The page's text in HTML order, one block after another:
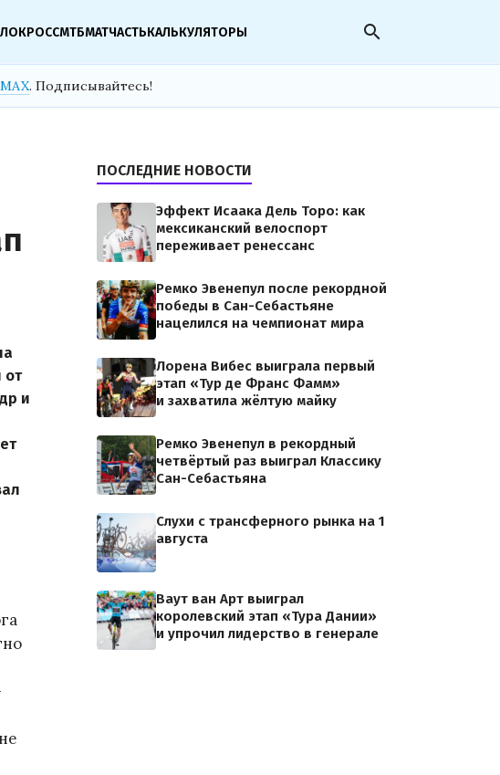
МТБМАТЧАСТЬКАЛЬКУЛЯТОРЫ search
MAX. Подписывайтесь!
от
и
ПОСЛЕДНИЕ НОВОСТИ
Эффект Исаака Дель Торо: как
мексиканский велоспорт
переживает ренессанс
Ремко Эвенепул после рекордной
победы в Сан-Себастьяне
нацелился на чемпионат мира
Лорена Вибес выиграла первый
этап «Тур де Франс Фамм»
и захватила жёлтую майку
Ремко Эвенепул в рекордный
четвёртый раз выиграл Классику
Сан-Себастьяна
Слухи с трансферного рынка на 1
августа
Ваут ван Арт выиграл
королевский этап «Тура Дании»
и упрочил лидерство в генерале